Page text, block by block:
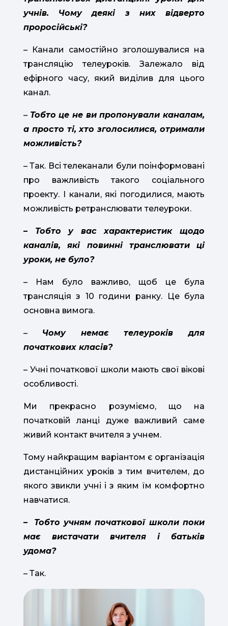
учнів. Чому деякі з них відверто
проросійські?
– Канали самостійно зголошувалися на
трансляцію телеуроків. Залежало від
ефірного часу, який виділив для цього
канал.
– Тобто це не ви пропонували каналам,
а просто ті, хто зголосилися, отримали
можливість?
– Так. Всі телеканали були поінформовані
про важливість такого соціального
проекту. І канали, які погодилися, мають
можливість ретранслювати телеуроки.
– Тобто у вас характеристик щодо
каналів, які повинні транслювати ці
уроки, не було?
– Нам було важливо, щоб це була
трансляція з 10 години ранку. Це була
основна вимога.
– Чому немає телеуроків для
початкових класів?
– Учні початкової школи мають свої вікові
особливості.
Ми прекрасно розуміємо, що на
початковій ланці дуже важливий саме
живий контакт вчителя з учнем.
Тому найкращим варіантом є організація
дистанційних уроків з тим вчителем, до
якого звикли учні і з яким їм комфортно
навчатися.
–
Тобто учням початкової школи поки
має вистачати вчителя і батьків
удома?
– Так.